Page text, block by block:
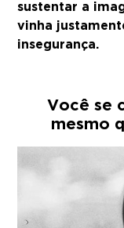
sustentar a
vinha
insegurança.
Você se
mesmo